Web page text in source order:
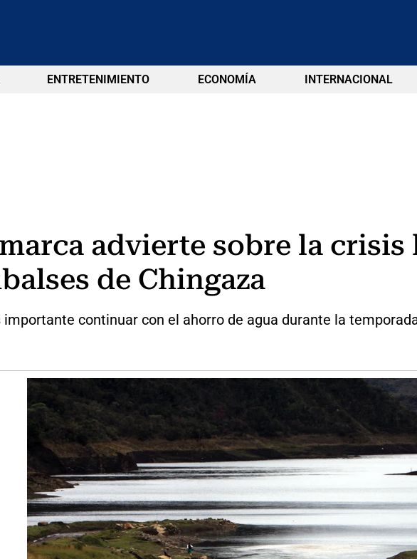
ENTRETENIMIENTO ECONOMÍA INTERNACIONAL
advierte sobre la
de Chingaza
continuar con el ahorro de agua durante la